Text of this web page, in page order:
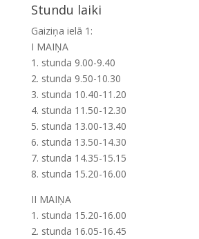
Stundu laiki
Gaiziņa ielā 1:
I MAIŅA
1. stunda 9.00-9.40
2. stunda 9.50-10.30
3. stunda 10.40-11.20
4. stunda 11.50-12.30
5. stunda 13.00-13.40
6. stunda 13.50-14.30
7. stunda 14.35-15.15
8. stunda 15.20-16.00
II MAIŅA
1. stunda 15.20-16.00
2. stunda 16.05-16.45